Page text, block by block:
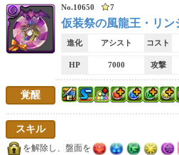
ダメージ吸収無効
攻撃力エンハスキル
覚醒無効回復スキル 消せない回復ス
コンボ加算スキル 76マススキ
リーダーチェンジスキル
No.10650 7
仮装祭の風龍王・リン
進化 アシスト コスト
HP 7000 攻撃
覚醒
スキル
を解除し、盤面を